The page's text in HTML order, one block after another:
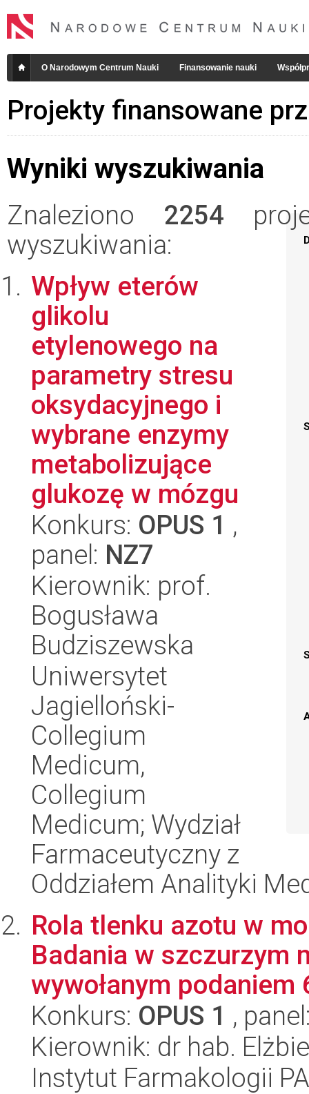
O Narodowym Centrum Nauki Finansowanie nauki
Projekty finansowane
Wyniki wyszukiwania
Znaleziono 2254
wyszukiwania:
Wpływ eterów
glikolu
etylenowego na
parametry stresu
oksydacyjnego i
wybrane enzymy
metabolizujące
glukozę w mózgu
Konkurs: OPUS 1 ,
panel: NZ7
Kierownik: prof.
Bogusława
Budziszewska
Uniwersytet
Jagielloński-
Collegium
Medicum,
Collegium
Medicum; Wydział
Farmaceutyczny z
Oddziałem Analityki
Rola tlenku azotu w
Badania w szczurzym
wywołanym podaniem
Konkurs: OPUS 1 ,
Kierownik: dr hab.
Instytut Farmakologii